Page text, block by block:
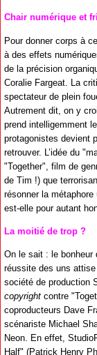
Chair numérique et
Pour donner corps à
à des effets
de la précision
Coralie Fargeat. La
spectateur de plein
Autrement dit, on y
prend intelligemment
protagonistes devient
retrouver. L’idée du
"Together", film de
de Tim !) que
résonner la
est-elle pour autant
La moitié de trop ?
On le sait : le
réussite des uns
société de production
copyright contre
coproducteurs Dave
scénariste Michael
Neon. En effet,
Half" (Patrick Henry